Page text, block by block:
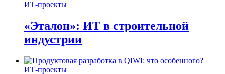
ИТ-проекты
«Эталон»: ИТ в строительной
индустрии
ИТ-проекты